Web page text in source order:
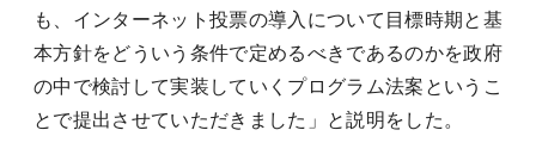
も、インターネット投票の導入について目標時期と基
本方針をどういう条件で定めるべきであるのかを政府
の中で検討して実装していくプログラム法案というこ
とで提出させていただきました」と説明をした。